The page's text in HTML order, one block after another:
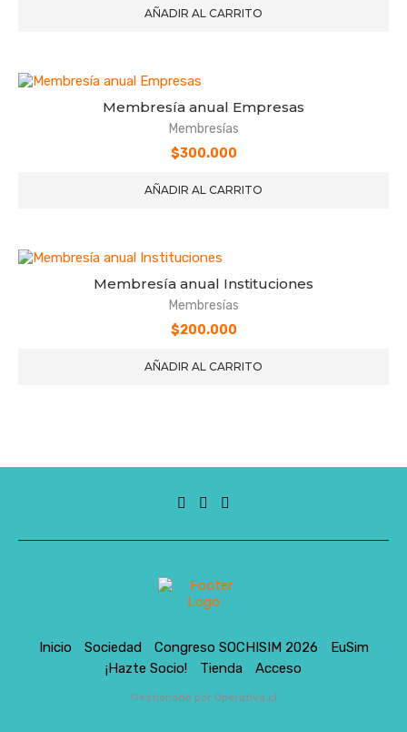
AÑADIR AL CARRITO
Membresía anual Empresas
Membresías
$300.000
AÑADIR AL CARRITO
Membresía anual Instituciones
Membresías
$200.000
AÑADIR AL CARRITO
Inicio Sociedad Congreso SOCHISIM 2026
EuSim
¡Hazte Socio!
Tienda Acceso
Gestionado por Operativa.cl